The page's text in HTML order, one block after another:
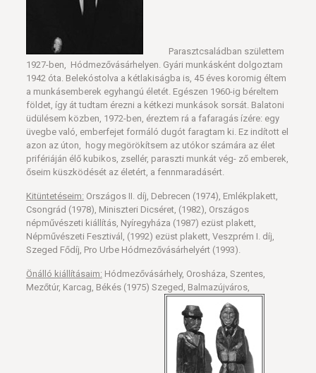
Parasztcsaládban születtem
1927-ben, Hódmezővásárhelyen. Gyári munkásként dolgoztam
1942 óta. Belekóstolva a kétlakiságba is, 45 éves koromig éltem
a munkásemberek egy­hangú életét. Egészen 1960-ig béreltem
földet, így át tudtam érezni a kétkezi munkások sorsát. Balatoni
üdülésem közben, 1972-ben, éreztem rá a fafaragás ízére: egy
üvegbe való, emberfejet formáló dugót faragtam ki. Ez indított el
azon az úton, hogy megörökítsem az utókor számára az élet
prifériáján élő kubikos, zsellér, paraszti munkát vég- ző emberek,
őseim küszködését az életért, a fennmaradásért.
Kitüntetéseim: Országos II. díj, Debrecen (1974), Emlékplakett,
Csongrád (1978), Miniszteri Dicséret, (1982), Országos
népművészeti kiállítás, Nyíregyháza (1987) ezüst plakett,
Népművészeti Fesztivál, (1992) ezüst plakett, Veszprém I. díj,
Szeged Fődíj, Pro Urbe Hódmezővásárhelyért (1993).
Önálló kiállításaim: Hódmezővásárhely, Orosháza, Szentes,
Mezőtúr, Karcag, Békés (1975) Szeged, Balmazújváros,